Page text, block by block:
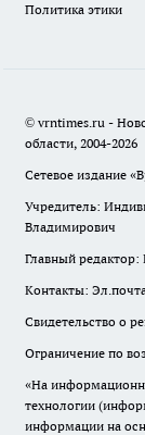
Политика этики
© vrntimes.ru -
области, 2004-2026
Сетевое издание
Учредитель:
Владимирович
Главный
Контакты:
Свидетельство о
Ограничение по
«На
технологии
информации на